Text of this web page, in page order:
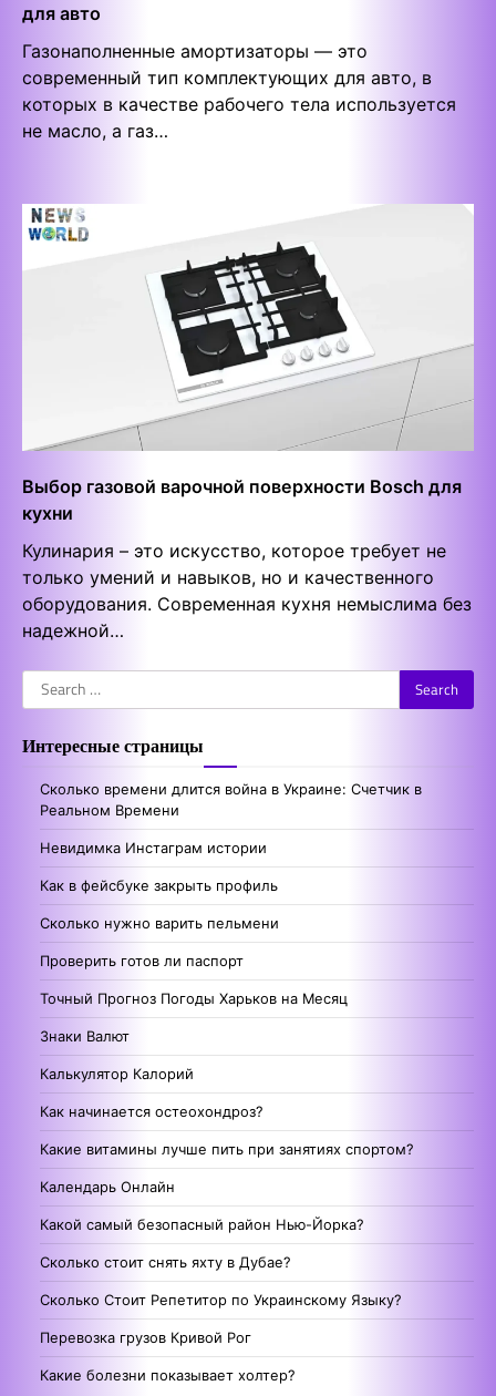
для авто
Газонаполненные амортизаторы — это
современный тип комплектующих для авто, в
которых в качестве рабочего тела используется
не масло, а газ…
Выбор газовой варочной поверхности Bosch для
кухни
Кулинария – это искусство, которое требует не
только умений и навыков, но и качественного
оборудования. Современная кухня немыслима без
надежной…
Search
for:
Интересные страницы
Сколько времени длится война в Украине: Счетчик в
Реальном Времени
Невидимка Инстаграм истории
Как в фейсбуке закрыть профиль
Сколько нужно варить пельмени
Проверить готов ли паспорт
Точный Прогноз Погоды Харьков на Месяц
Знаки Валют
Калькулятор Калорий
Как начинается остеохондроз?
Какие витамины лучше пить при занятиях спортом?
Календарь Онлайн
Какой самый безопасный район Нью-Йорка?
Сколько стоит снять яхту в Дубае?
Сколько Стоит Репетитор по Украинскому Языку?
Перевозка грузов Кривой Рог
Какие болезни показывает холтер?